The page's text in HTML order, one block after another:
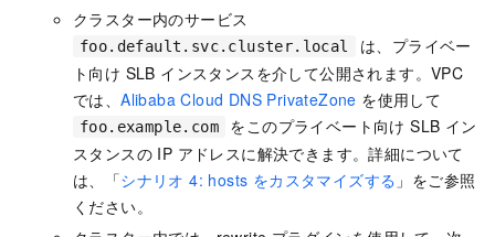
クラスター内のサービス
foo.default.svc.cluster.local
は、プライベー
ト向け SLB インスタンスを介して公開されます。VPC
では、Alibaba Cloud DNS PrivateZone を使用して
foo.example.com
をこのプライベート向け SLB イン
スタンスの IP アドレスに解決できます。詳細について
は、「シナリオ 4: hosts をカスタマイズする 」をご参照
ください。